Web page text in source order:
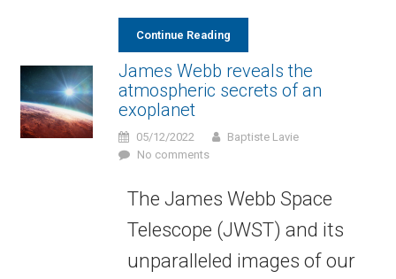
Continue Reading
James Webb reveals the
atmospheric secrets of an
exoplanet
05/12/2022
Baptiste Lavie
No comments
The James Webb Space
Telescope (JWST) and its
unparalleled images of our